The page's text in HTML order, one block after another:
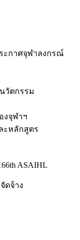
ะกาศจุฬาลงกรณ์
วัตกรรม
งจุฬาฯ
ะหลักสูตร
ASAIHL
ดจ้าง